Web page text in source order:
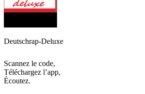
Deutschrap-Deluxe
Scannez le code,
Téléchargez l’app,
Écoutez.